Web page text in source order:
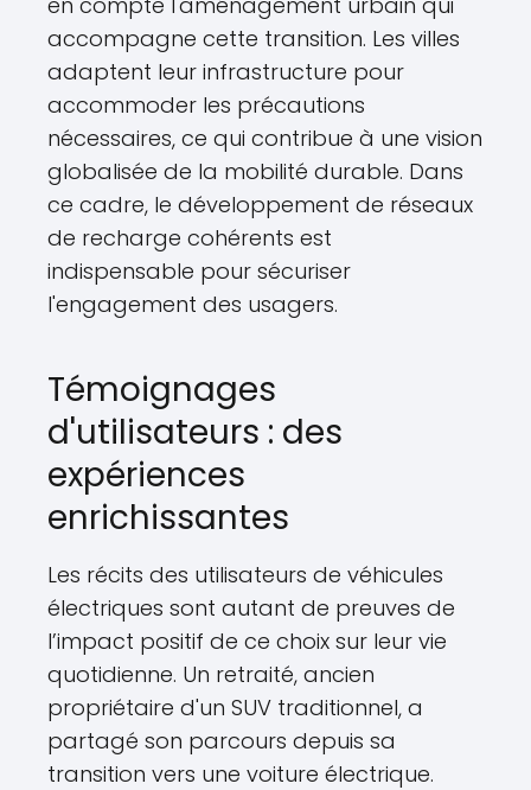
accompagne cette transition. Les villes
adaptent leur infrastructure pour
accommoder les précautions
nécessaires, ce qui contribue à une vision
globalisée de la mobilité durable. Dans
ce cadre, le développement de réseaux
de recharge cohérents est
indispensable pour sécuriser
l'engagement des usagers.
Témoignages
d'utilisateurs : des
expériences
enrichissantes
Les récits des utilisateurs de véhicules
électriques sont autant de preuves de
l’impact positif de ce choix sur leur vie
quotidienne. Un retraité, ancien
propriétaire d'un SUV traditionnel, a
partagé son parcours depuis sa
transition vers une voiture électrique.